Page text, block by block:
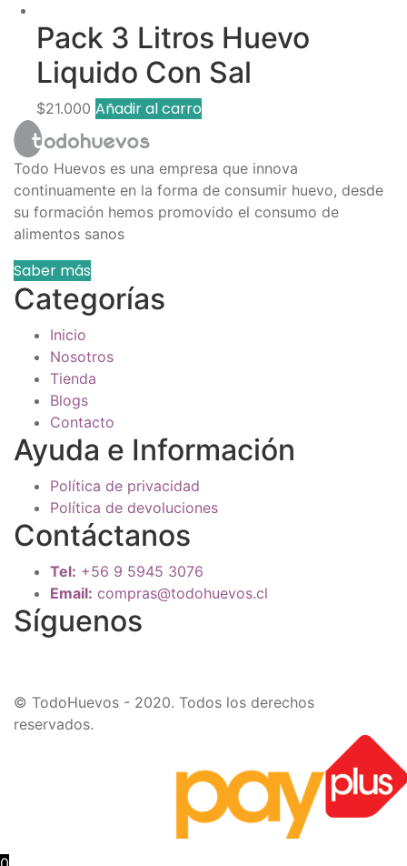
Pack 3 Litros Huevo
Liquido Con Sal
$21.000 Añadir al carro
Todo Huevos es una empresa que innova
continuamente en la forma de consumir huevo, desde
su formación hemos promovido el consumo de
alimentos sanos
Saber más
Categorías
Inicio
Nosotros
Tienda
Blogs
Contacto
Ayuda e Información
Política de privacidad
Política de devoluciones
Contáctanos
Tel: +56 9 5945 3076
Email: compras@todohuevos.cl
Síguenos
© TodoHuevos - 2020. Todos los derechos
reservados.